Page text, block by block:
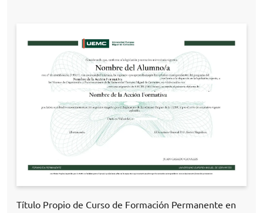
Título Propio de Curso de Formación Permanente en